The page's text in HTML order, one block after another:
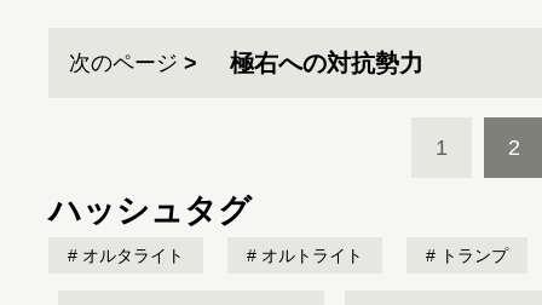
次のページ 極右への対抗勢力
1 2
ハッシュタグ
オルタライト オルトライト トランプ